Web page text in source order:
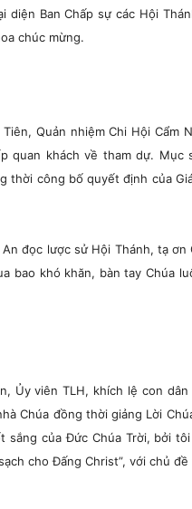
diện Ban Chấp sự các Hội
chúc mừng.
Tiên, Quản nhiệm Chi Hội
quan khách về tham dự. Mục
thời công bố quyết định của
đọc lược sử Hội Thánh, tạ
bao khó khăn, bàn tay Chúa
Ủy viên TLH, khích lệ con
Chúa đồng thời giảng Lời
sắng của Đức Chúa Trời, bởi
cho Đấng Christ”, với chủ đề